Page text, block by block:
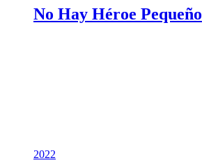
No Hay Héroe Pequeño
2022